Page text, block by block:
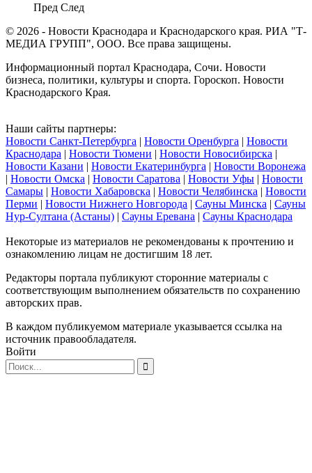
Пред След
© 2026 - Новости Краснодара и Краснодарского края. РИА "Т-
МЕДИА ГРУПП", ООО. Все права защищены.
Информационный портал Краснодара, Сочи. Новости
бизнеса, политики, культуры и спорта. Гороскоп. Новости
Краснодарского Края.
Наши сайты партнеры:
Новости Санкт-Петербурга | Новости Оренбурга | Новости
Краснодара | Новости Тюмени | Новости Новосибирска |
Новости Казани | Новости Екатеринбурга | Новости Воронежа
| Новости Омска | Новости Саратова | Новости Уфы | Новости
Самары | Новости Хабаровска | Новости Челябинска | Новости
Перми | Новости Нижнего Новгорода | Сауны Минска | Сауны
Нур-Султана (Астаны) | Сауны Еревана | Сауны Краснодара
Некоторые из материалов не рекомендованы к прочтению и
ознакомлению лицам не достигшим 18 лет.
Редакторы портала публикуют сторонние материалы с
соответствующим выполнением обязательств по сохранению
авторских прав.
В каждом публикуемом материале указывается ссылка на
источник правообладателя.
Войти